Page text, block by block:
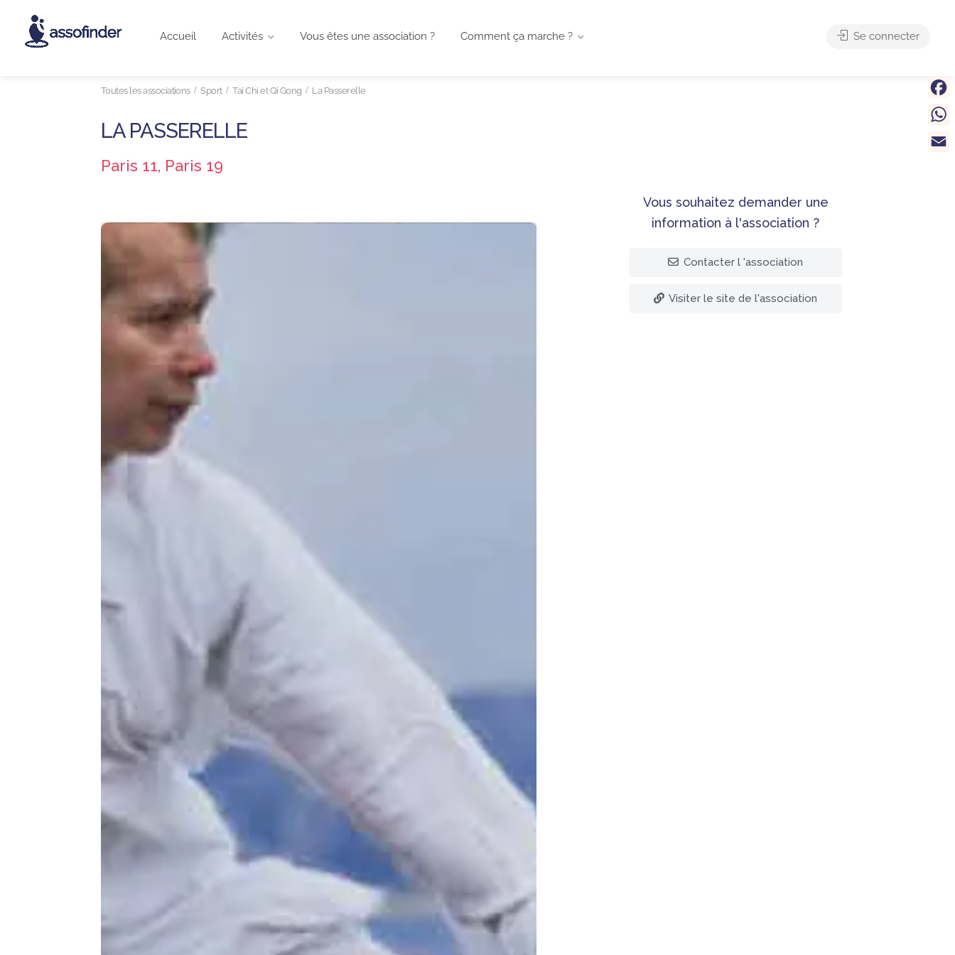
Accueil Activités Vous êtes une association ? Comment ça marche ? Se connecter
Toutes les associations Sport Tai Chi et Qi Gong La Passerelle
LA PASSERELLE
Paris 11, Paris 19
Vous souhaitez demander une
information à l'association ?
Contacter l 'association
Visiter le site de l'association